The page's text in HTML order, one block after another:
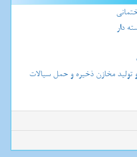
دار
مخازن ذخیره و حمل سیالات